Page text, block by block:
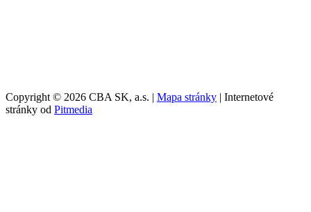
Copyright © 2026 CBA SK, a.s. | Mapa stránky | Internetové
stránky od Pitmedia